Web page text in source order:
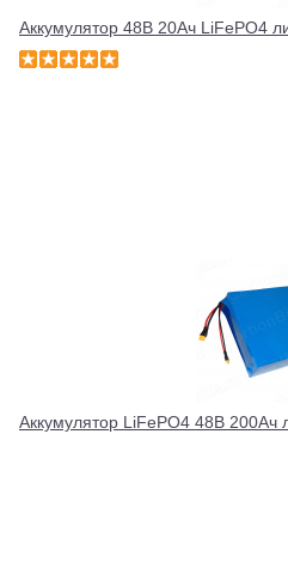
Аккумулятор 48В 20Ач LiFePO4
Аккумулятор LiFePO4 48В